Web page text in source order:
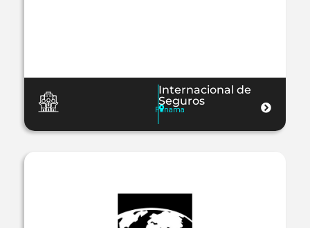
Internacional de
Seguros
Panama